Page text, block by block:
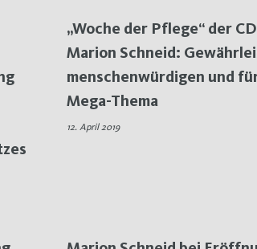
„Woche der Pflege“ der
Marion Schneid:
menschenwürdigen und
Mega-Thema
12. April 2019